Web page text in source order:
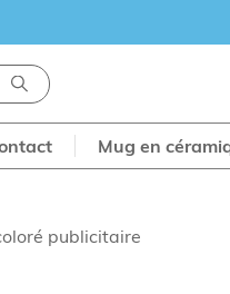
Mug en
publicitaire